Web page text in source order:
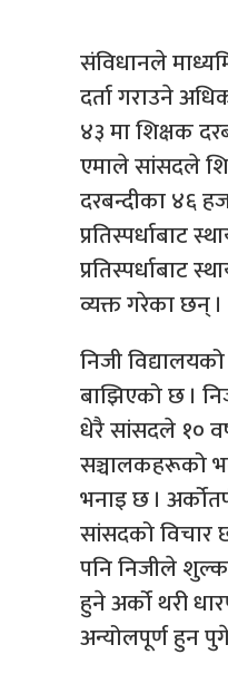
संविधानले
दर्ता गराउने
४३ मा शिक्षक
एमाले सांसदले
दरबन्दीका ४६
प्रतिस्पर्धाबाट
व्यक्त गरेका छन् ।
निजी
बाझिएको छ ।
धेरै सांसदले १०
सञ्चालकहरूको
भनाइ छ ।
सांसदको
पनि निजीले
हुने अर्को थरी
अन्योलपूर्ण हुन